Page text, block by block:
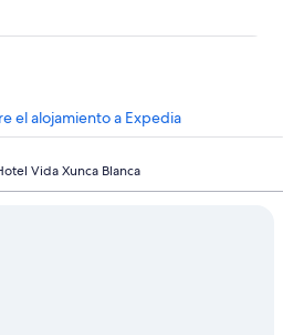
el alojamiento a Expedia
Vida Xunca Blanca